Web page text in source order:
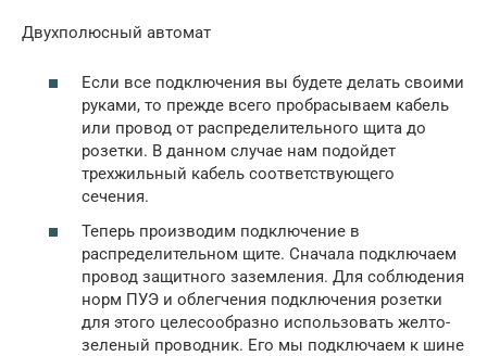
Двухполюсный автомат
Если все подключения вы будете делать своими
руками, то прежде всего пробрасываем кабель
или провод от распределительного щита до
розетки. В данном случае нам подойдет
трехжильный кабель соответствующего
сечения.
Теперь производим подключение в
распределительном щите. Сначала подключаем
провод защитного заземления. Для соблюдения
норм ПУЭ и облегчения подключения розетки
для этого целесообразно использовать желто-
зеленый проводник. Его мы подключаем к шине